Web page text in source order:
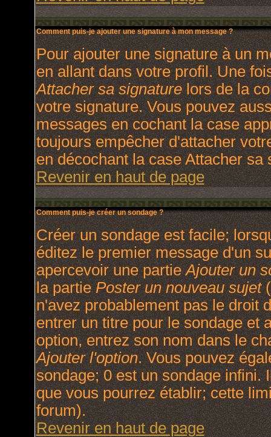
Comment puis-je ajouter une signature à mon message ?
Pour ajouter une signature à un
en allant dans votre profil. Une
Attacher sa signaturelors de la
votre signature. Vous pouvez
messages en cochant la case
toujours empêcher d'attacher
en décochant la case Attacher
Revenir en haut de page
Comment puis-je créer un sondage ?
Créer un sondage est facile;
éditez le premier message d'un
apercevoir une partieAjouter un
la partiePoster un nouveau sujet
n'avez probablement pas le droit
entrer un titre pour le sondage et
option, entrez son nom dans le
Ajouter l'option. Vous pouvez
sondage; 0 est un sondage infini.
que vous pourrez établir; cette
forum).
Revenir en haut de page